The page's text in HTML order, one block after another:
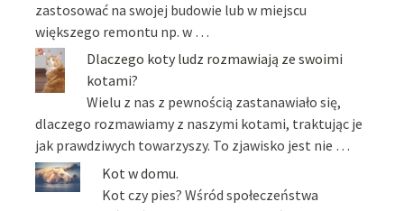
zastosować na swojej budowie lub w miejscu
większego remontu np. w …
Dlaczego koty ludz rozmawiają ze swoimi
kotami?
Wielu z nas z pewnością zastanawiało się,
dlaczego rozmawiamy z naszymi kotami, traktując je
jak prawdziwych towarzyszy. To zjawisko jest nie …
Kot w domu.
Kot czy pies? Wśród społeczeństwa